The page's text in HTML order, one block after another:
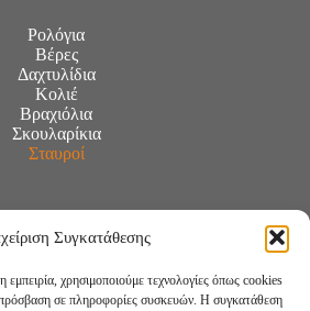
Συγκατάθεσης
εμπειρία, χρησιμοποιούμε τεχνολογίες όπως cookies
σε πληροφορίες συσκευών. Η συγκατάθεση
Ρολόγια
Βέρες
Δαχτυλίδια
Κολιέ
Βραχιόλια
Σκουλαρίκια
Σταυροί